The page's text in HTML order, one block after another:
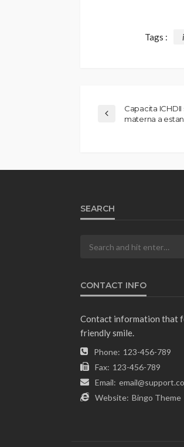
Tags :
Capacita
materna a
SEARCH
CONTACT INFO
Contact information that
friendly smile.
Phone: 123-456-789
Fax: 123-456-789
Email:
Website: Bingo Theme